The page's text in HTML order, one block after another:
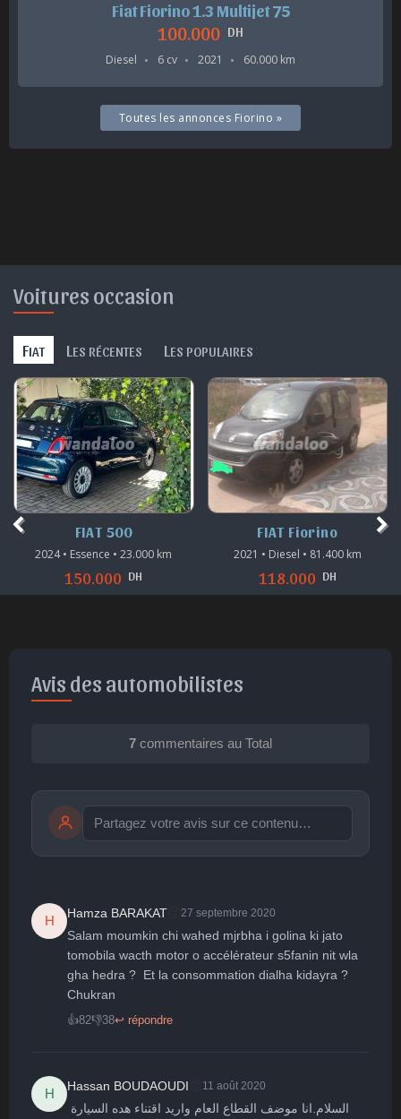
Fiat Fiorino 1.3 Multijet 75
100.000 DH
Diesel 6 cv 2021 60.000 km
Toutes les annonces Fiorino »
Voitures occasion
FIAT L ES RÉCENTES L ES POPULAIRES
FIAT 500
2024 • Essence • 23.000 km
150.000 DH
FIAT Fiorino
2021 • Diesel • 81.400 km
118.000 DH
Avis des automobilistes
7 commentaires au Total
🤩
Parfait
👏
Bravo
😄
Réjoui
🙂
Content
😐
Indifférent
😮
publication immédiate Publier
H
Hamza BARAKAT 27 septembre 2020
Salam moumkin chi wahed mjrbha i golina ki jato
tomobila wacth motor o accélérateur s5fanin nit wla
gha hedra ?  Et la consommation dialha kidayra ?
Chukran
👍82👎38↩ répondre
H
Hassan BOUDAOUDI 11 août 2020